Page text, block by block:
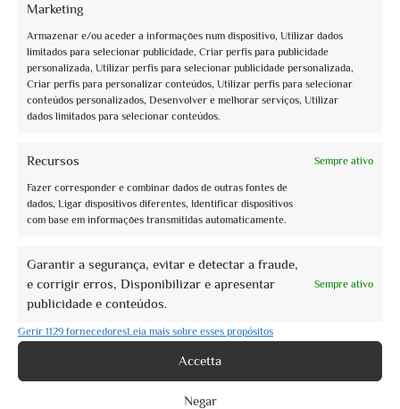
Marketing
Armazenar e/ou aceder a informações num dispositivo, Utilizar dados
limitados para selecionar publicidade, Criar perfis para publicidade
personalizada, Utilizar perfis para selecionar publicidade personalizada,
Criar perfis para personalizar conteúdos, Utilizar perfis para selecionar
conteúdos personalizados, Desenvolver e melhorar serviços, Utilizar
dados limitados para selecionar conteúdos.
Recursos Sempre ativo
Fazer corresponder e combinar dados de outras fontes de
dados, Ligar dispositivos diferentes, Identificar dispositivos
com base em informações transmitidas automaticamente.
Garantir a segurança, evitar e detectar a fraude,
e corrigir erros, Disponibilizar e apresentar
publicidade e conteúdos.
Sempre ativo
Gerir 1129 fornecedoresLeia mais sobre esses propósitos
Accetta
Negar
Visite guidate Natale Assisi 2021
Assisi: 5 eventos encontrados. Showing 1 - 5